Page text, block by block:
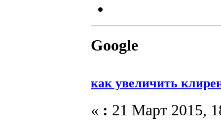
Google
как увеличить
« : 21 Март 2015,